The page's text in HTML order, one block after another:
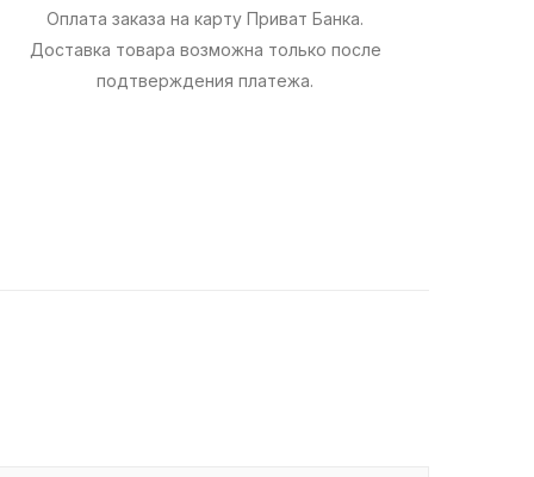
Оплата заказа на карту Приват Банка.
Доставка товара возможна только после
подтверждения платежа.